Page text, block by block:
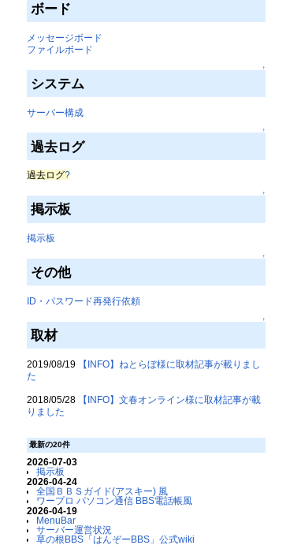
ボード
メッセージボード
ファイルボード
↑
システム
サーバー構成
↑
過去ログ
過去ログ?
↑
掲示板
掲示板
↑
その他
ID・パスワード再発行依頼
↑
取材
2019/08/19
【INFO】ねとらぼ様に取材記事が載りまし
た
2018/05/28
【INFO】文春オンライン様に取材記事が載
りました
最新の20件
2026-07-03
掲示板
2026-04-24
全国ＢＢＳガイド(アスキー) 風
ワープロ パソコン通信 BBS電話帳風
2026-04-19
MenuBar
サーバー運営状況
草の根BBS「はんぞーBBS」公式wiki